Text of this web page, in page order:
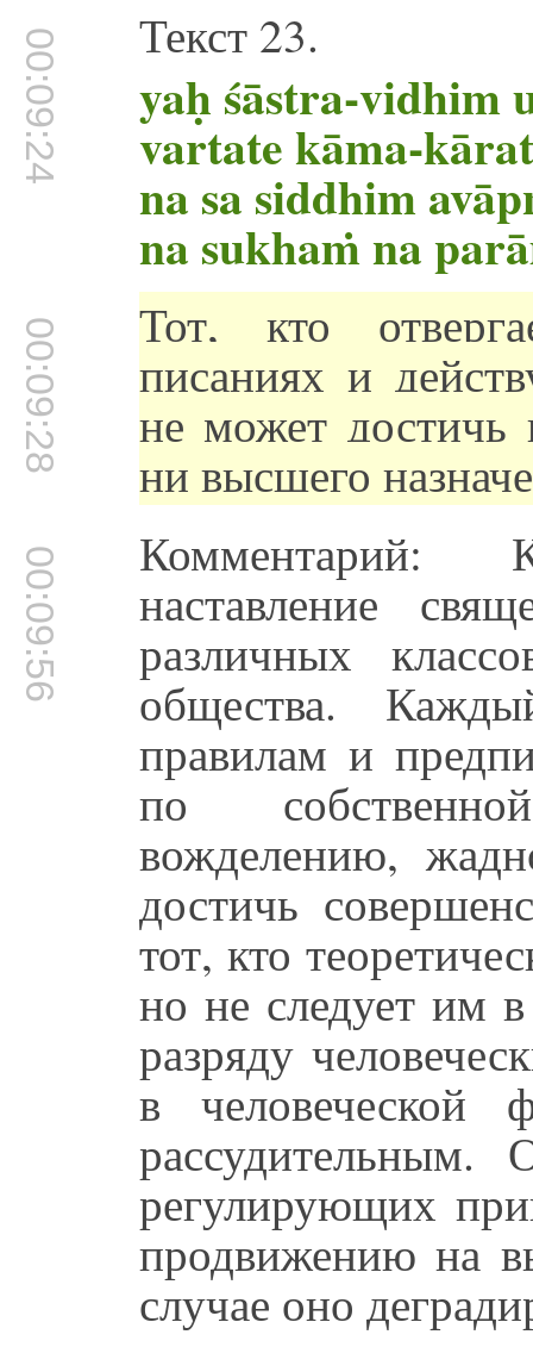
00:09:24 Текст 23.
yaḥ śāstra-vidhim
vartate kāma-
na sa siddhim
na sukhaṁ na
00:09:28 Тот, кто
писаниях и
не может достичь
ни высшего
00:09:56 Комментарий:
наставление
различных
общества.
правилам и
по
вожделению,
достичь
тот, кто
но не следует им
разряду
в
рассудительным.
регулирующих
продвижению на
случае оно